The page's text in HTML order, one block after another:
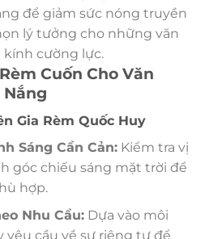
để giảm sức nóng truyền
lý tưởng cho những văn
cường lực.
Cuốn Cho Văn
Gia Rèm Quốc Huy
Sáng Cần Cản:Kiểm tra vị
góc chiếu sáng mặt trời để
hợp.
Nhu Cầu:Dựa vào môi
yêu cầu về sự riêng tư để